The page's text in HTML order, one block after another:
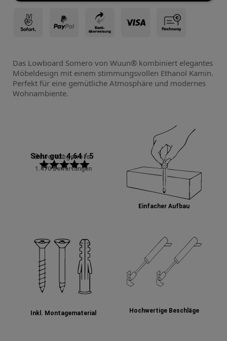
Das Lowboard Somero von Wuun® kombiniert elegantes
Möbeldesign mit einem stimmungsvollen Ethanol Kamin.
Perfekt für eine gemütliche Atmosphäre und modernes
Wohnambiente.
Bewertungsnote:
Sehr gut: 4,64 / 5
starstarstarstarstar
1.470 Bewertungen
Einfacher Aufbau
Inkl. Montagematerial Hochwertige Beschläge